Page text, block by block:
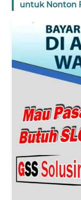
untuk Nonton
Regional
WN
JAKARTA
WN
JABAR